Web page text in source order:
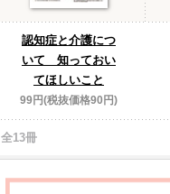
認知症と介護につ
いて 知っておい
てほしいこと
99円(税抜価格90円)
全13冊